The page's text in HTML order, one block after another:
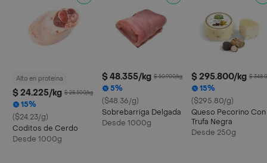
Alto en proteina
$ 24.225/kg $ 28.500/kg
15%
($24.23/g)
Coditos de Cerdo
Desde 1000g
$ 48.355/kg $ 50.900/kg
5%
($48.36/g)
Sobrebarriga Delgada
Desde 1000g
$ 295.800/kg $
15%
($295.80/g)
Queso Pecorino Con
Trufa Negra
Desde 250g